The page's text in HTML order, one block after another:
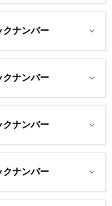
クナンバー
クナンバー
クナンバー
クナンバー